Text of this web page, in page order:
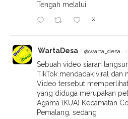
Tengah melalui
X
WartaDesa @warta_desa ·
Sebuah video siaran
TikTok mendadak viral dan
Video tersebut
yang diduga merupakan
Agama (KUA) Kecamatan
Pemalang, sedang